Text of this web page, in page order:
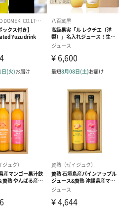
法を選ぶ。
流です。
と喜びを新たなステージへ。
間、納品は121日以上